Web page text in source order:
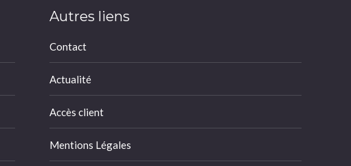
Autres liens
Contact
Actualité
Accès client
Mentions Légales